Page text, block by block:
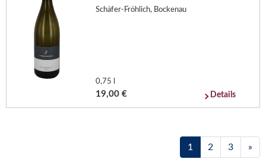
Schäfer-Fröhlich, Bockenau
0,75 l
19,00 € Details
1 2 3 »